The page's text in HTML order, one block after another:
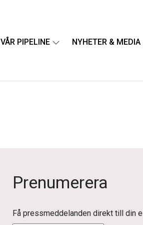
VÅR PIPELINE NYHETER & MEDIA
Prenumerera
Få pressmeddelanden direkt till din